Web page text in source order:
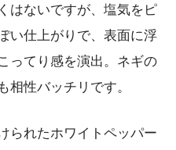
はないですが、塩気をピ
い仕上がりで、表面に浮
ってり感を演出。ネギの
相性バッチリです。
られたホワイトペッパー